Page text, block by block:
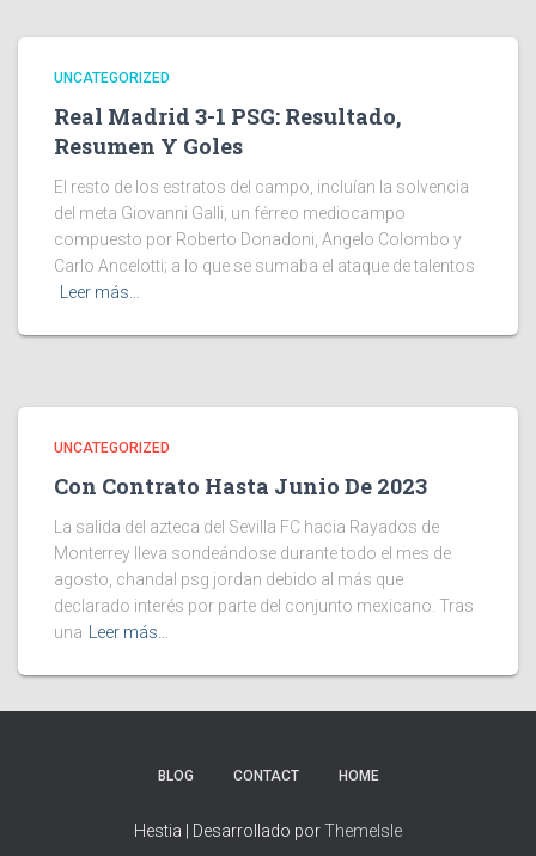
UNCATEGORIZED
Real Madrid 3-1 PSG: Resultado,
Resumen Y Goles
El resto de los estratos del campo, incluían la solvencia
del meta Giovanni Galli, un férreo mediocampo
compuesto por Roberto Donadoni, Angelo Colombo y
Carlo Ancelotti; a lo que se sumaba el ataque de talentos
Leer más…
UNCATEGORIZED
Con Contrato Hasta Junio De 2023
La salida del azteca del Sevilla FC hacia Rayados de
Monterrey lleva sondeándose durante todo el mes de
agosto, chandal psg jordan debido al más que
declarado interés por parte del conjunto mexicano. Tras
una
Leer más…
BLOG CONTACT HOME
Hestia | Desarrollado porThemeIsle